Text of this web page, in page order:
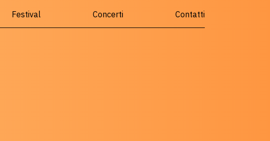
Festival Concerti Contatti